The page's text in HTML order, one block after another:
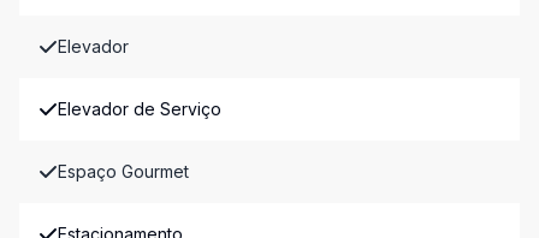
Elevador
Elevador de Serviço
Espaço Gourmet
Estacionamento